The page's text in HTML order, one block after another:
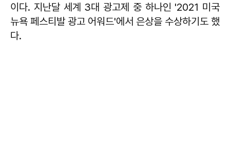
이다. 지난달 세계 3대 광고제 중 하나인 '2021 미국
뉴욕 페스티발 광고 어워드'에서 은상을 수상하기도 했
다.